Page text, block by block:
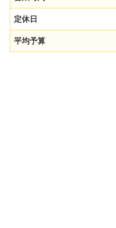
定休日
平均予算